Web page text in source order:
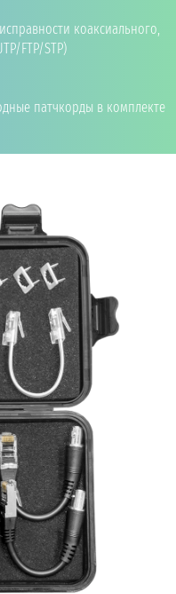
коаксиального,
FTP/STP)
патчкорды в комплекте